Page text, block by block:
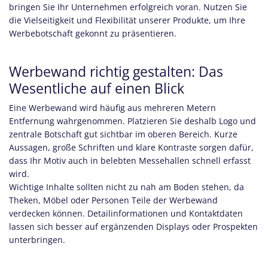
bringen Sie Ihr Unternehmen erfolgreich voran. Nutzen Sie
die Vielseitigkeit und Flexibilität unserer Produkte, um Ihre
Werbebotschaft gekonnt zu präsentieren.
Werbewand richtig gestalten: Das
Wesentliche auf einen Blick
Eine Werbewand wird häufig aus mehreren Metern
Entfernung wahrgenommen. Platzieren Sie deshalb Logo und
zentrale Botschaft gut sichtbar im oberen Bereich. Kurze
Aussagen, große Schriften und klare Kontraste sorgen dafür,
dass Ihr Motiv auch in belebten Messehallen schnell erfasst
wird.
Wichtige Inhalte sollten nicht zu nah am Boden stehen, da
Theken, Möbel oder Personen Teile der Werbewand
verdecken können. Detailinformationen und Kontaktdaten
lassen sich besser auf ergänzenden Displays oder Prospekten
unterbringen.